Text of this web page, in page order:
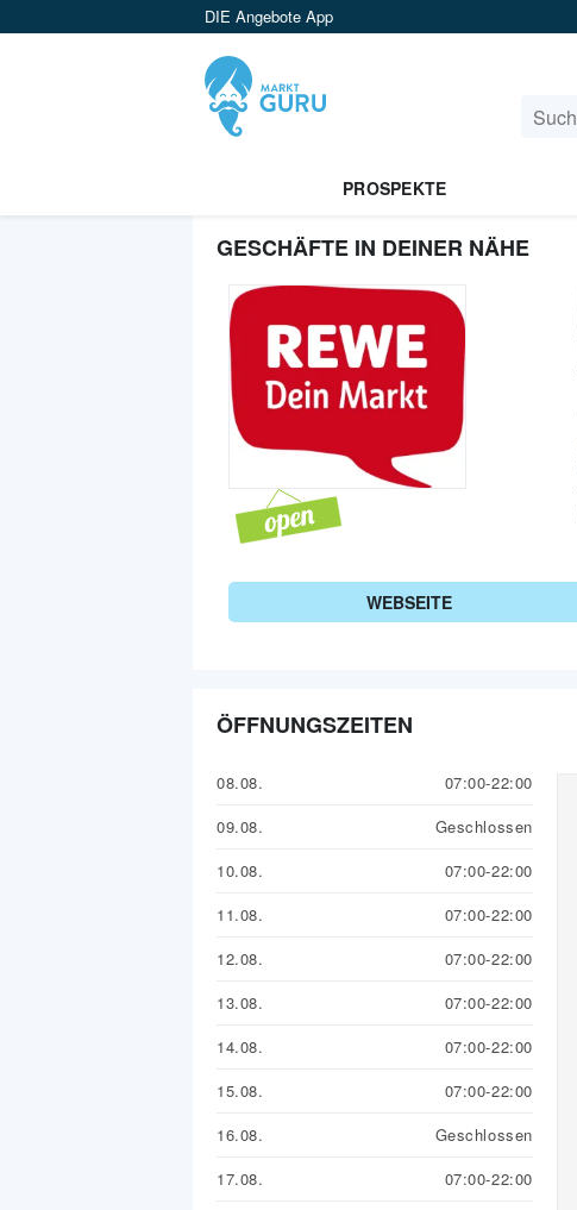
DIE Angebote App
PROSPEKTE
GESCHÄFTE IN DEINER NÄHE
WEBSEITE
ÖFFNUNGSZEITEN
08.08.
07:00-22:00
09.08.
Geschlossen
10.08.
07:00-22:00
11.08.
07:00-22:00
12.08.
07:00-22:00
13.08.
07:00-22:00
14.08.
07:00-22:00
15.08.
07:00-22:00
16.08.
Geschlossen
17.08.
07:00-22:00